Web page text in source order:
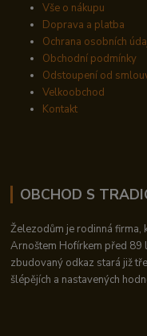
Vše o nákupu
Doprava a platba
Ochrana osobních
Obchodní podmínky
Odstoupení od
Velkoobchod
Kontakt
OBCHOD S
Železodům je rodinná firma,
Arnoštem Hofírkem před 89
zbudovaný odkaz stará již
šlépějích a nastavených